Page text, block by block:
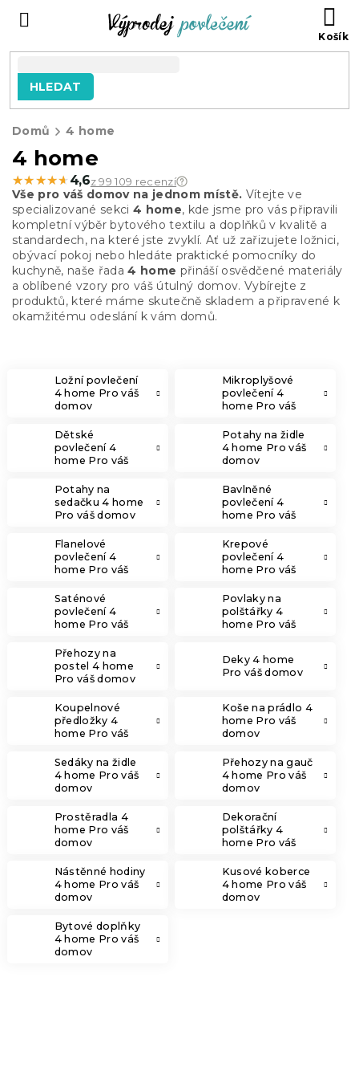
HLEDAT
Domů 4 home
4 home
★★★★★
★★★★★ 4,6z 99 109 recenzí
Vše pro váš domov na jednom místě. Vítejte ve
specializované sekci 4 home, kde jsme pro vás připravili
kompletní výběr bytového textilu a doplňků v kvalitě a
standardech, na které jste zvyklí. Ať už zařizujete ložnici,
obývací pokoj nebo hledáte praktické pomocníky do
kuchyně, naše řada4 home přináší osvědčené materiály
a oblíbené vzory pro váš útulný domov. Vybírejte z
produktů, které máme skutečně skladem a připravené k
okamžitému odeslání k vám domů.
Ložní povlečení
4 home Pro váš
domov
Mikroplyšové
povlečení 4
home Pro váš
Dětské
povlečení 4
home Pro váš
Potahy na židle
4 home Pro váš
domov
Potahy na
sedačku 4 home
Pro váš domov
Bavlněné
povlečení 4
home Pro váš
Flanelové
povlečení 4
home Pro váš
Krepové
povlečení 4
home Pro váš
Saténové
povlečení 4
home Pro váš
Povlaky na
polštářky 4
home Pro váš
Přehozy na
postel 4 home
Pro váš domov
Deky 4 home
Pro váš domov
Koupelnové
předložky 4
home Pro váš
Koše na prádlo 4
home Pro váš
domov
Sedáky na židle
4 home Pro váš
domov
Přehozy na gauč
4 home Pro váš
domov
Prostěradla 4
home Pro váš
domov
Dekorační
polštářky 4
home Pro váš
Nástěnné hodiny
4 home Pro váš
domov
Kusové koberce
4 home Pro váš
domov
Bytové doplňky
4 home Pro váš
domov